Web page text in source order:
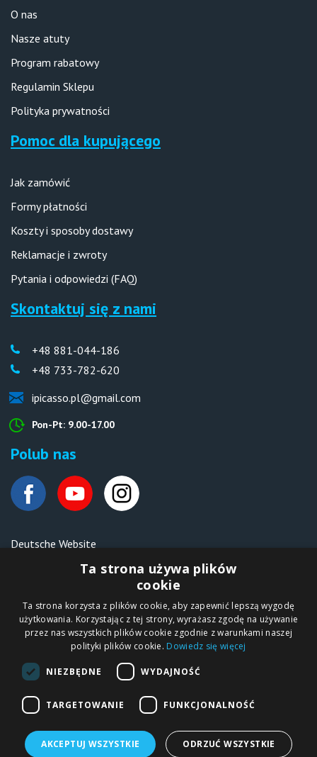
O nas
Nasze atuty
Program rabatowy
Regulamin Sklepu
Polityka prywatności
Pomoc dla kupującego
Jak zamówić
Formy płatności
Koszty i sposoby dostawy
Reklamacje i zwroty
Pytania i odpowiedzi (FAQ)
Skontaktuj się z nami
+48 881-044-186
+48 733-782-620
ipicasso.pl@gmail.com
Pon-Pt: 9.00-17.00
Polub nas
Deutsche Website
Malen nach Zahlen Ipicasso.de
Copyright © 2012-2026
Sklep internetowy
iPICASSO.PL
Malowanie po
numerach – zbliż
się do świata sztuki!
IPICASSO Sp. z o.o.
ul. Słoneczna 194,
05-506 Kolonia
NIP 1231355620 KRS
0000680650
Malowanie po numerach
Ta strona używa plików
cookie
Ta strona korzysta z plików cookie, aby zapewnić lepszą wygodę
użytkowania. Korzystając z tej strony, wyrażasz zgodę na używanie
przez nas wszystkich plików cookie zgodnie z warunkami naszej
polityki plików cookie. Dowiedz się więcej
NIEZBĘDNE WYDAJNOŚĆ
TARGETOWANIE FUNKCJONALNOŚĆ
AKCEPTUJ WSZYSTKIE ODRZUĆ WSZYSTKIE